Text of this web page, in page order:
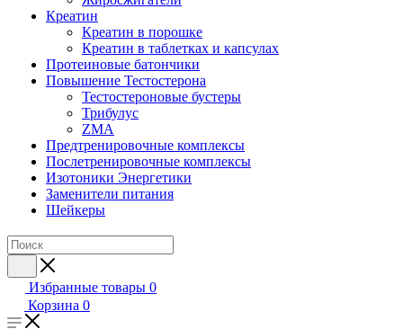
Креатин
Креатин в порошке
Креатин в таблетках и капсулах
Протеиновые батончики
Повышение Тестостерона
Тестостероновые бустеры
Трибулус
ZMA
Предтренировочные комплексы
Послетренировочные комплексы
Изотоники Энергетики
Заменители питания
Шейкеры
Избранные товары 0
Корзина 0